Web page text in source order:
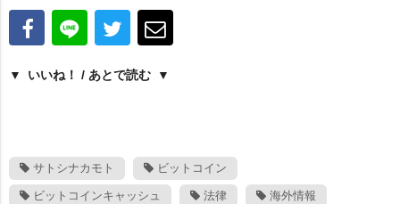
いいね！ / あとで読む
サトシナカモト ビットコイン
ビットコインキャッシュ 法律 海外情報